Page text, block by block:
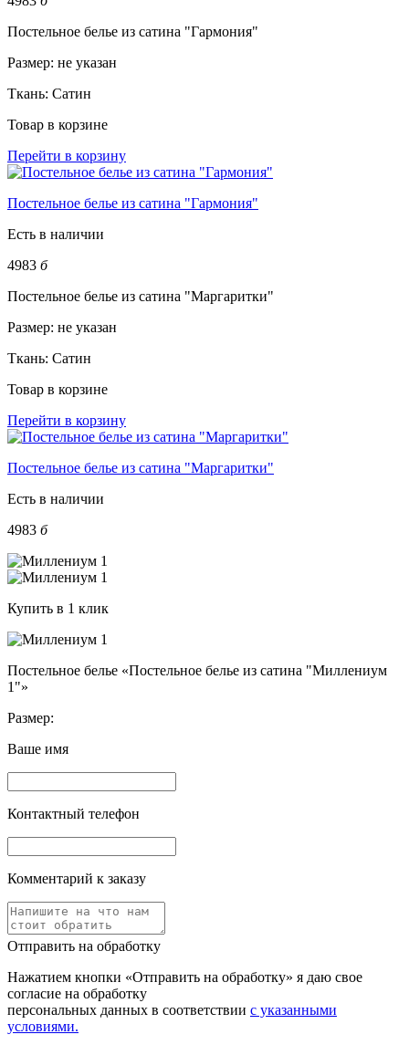
Постельное белье из сатина "Гармония"
Размер: не указан
Ткань: Сатин
Товар в корзине
Перейти в корзину
Постельное белье из сатина "Гармония"
Есть в наличии
4983 б
Постельное белье из сатина "Маргаритки"
Размер: не указан
Ткань: Сатин
Товар в корзине
Перейти в корзину
Постельное белье из сатина "Маргаритки"
Есть в наличии
4983 б
Купить в 1 клик
Постельное белье «Постельное белье из сатина "Миллениум
1"»
Размер:
Ваше имя
Контактный телефон
Комментарий к заказу
Отправить на обработку
Нажатием кнопки «Отправить на обработку» я даю свое
согласие на обработку
персональных данных в соответствии с указанными
условиями.